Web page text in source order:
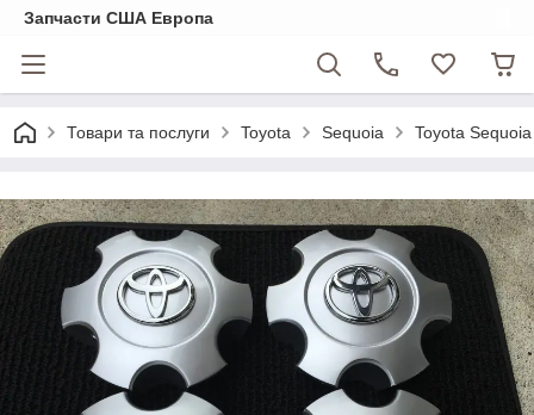
Запчасти США Европа
Товари та послуги Toyota Sequoia Toyota